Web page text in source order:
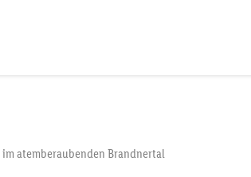
atemberaubenden Brandnertal